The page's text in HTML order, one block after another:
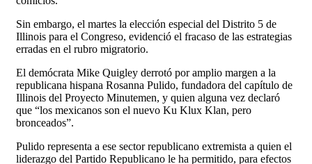
Sin embargo, el martes la elección especial del Distrito 5 de
Illinois para el Congreso, evidenció el fracaso de las estrategias
erradas en el rubro migratorio.
El demócrata Mike Quigley derrotó por amplio margen a la
republicana hispana Rosanna Pulido, fundadora del capítulo de
Illinois del Proyecto Minutemen, y quien alguna vez declaró
que “los mexicanos son el nuevo Ku Klux Klan, pero
bronceados”.
Pulido representa a ese sector republicano extremista a quien el
liderazgo del Partido Republicano le ha permitido, para efectos